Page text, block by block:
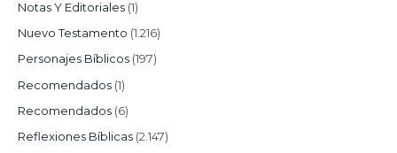
Notas Y Editoriales (1)
Nuevo Testamento (1.216)
Personajes Bíblicos (197)
Recomendados (1)
Recomendados (6)
Reflexiones Bíblicas (2.147)